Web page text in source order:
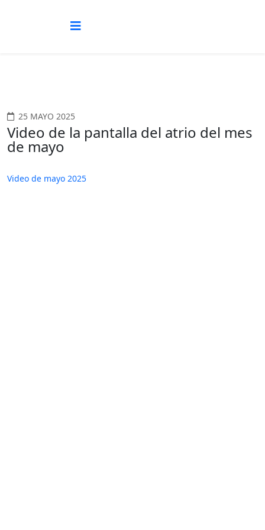
25 MAYO 2025
Video de la pantalla del atrio del mes
de mayo
Video de mayo 2025